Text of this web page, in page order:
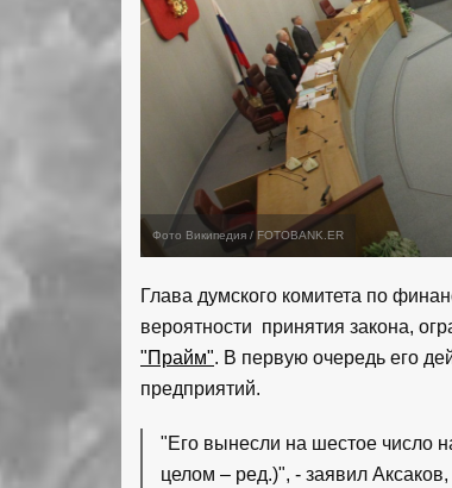
Фото Википедия / FOTOBANK.ER
Глава думского комитета по
вероятности принятия закона,
"Прайм". В первую очередь его
предприятий.
"Его вынесли на шестое число
целом – ред.)", - заявил